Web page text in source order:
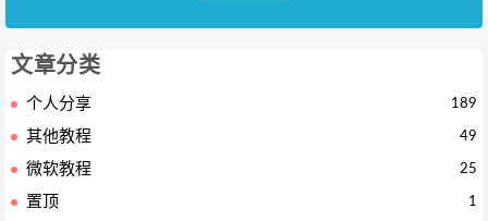
文章分类
个人分享 189
其他教程 49
微软教程 25
置顶 1